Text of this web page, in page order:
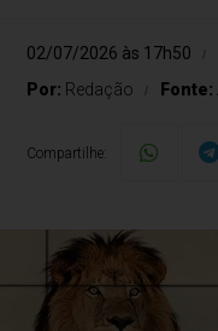
02/07/2026 às 17h50
Por: Redação Fonte:
Compartilhe: